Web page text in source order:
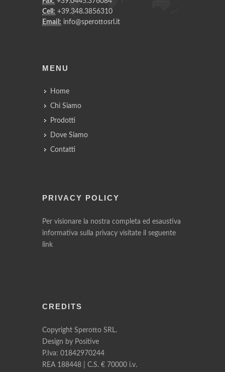
Cell: +39.348.3856310
Email: info@sperottosrl.it
MENU
Home
Chi Siamo
Prodotti
Dove Siamo
Contatti
PRIVACY POLICY
Per visionare la nostra completa ed esaustiva
informativa sulla privacy visitate il seguente
link
CREDITS
Copyright Sperotto SRL.
Design by Positive
P.Iva: 01842970244
REA 188448 | C.S. € 70000 i.v.